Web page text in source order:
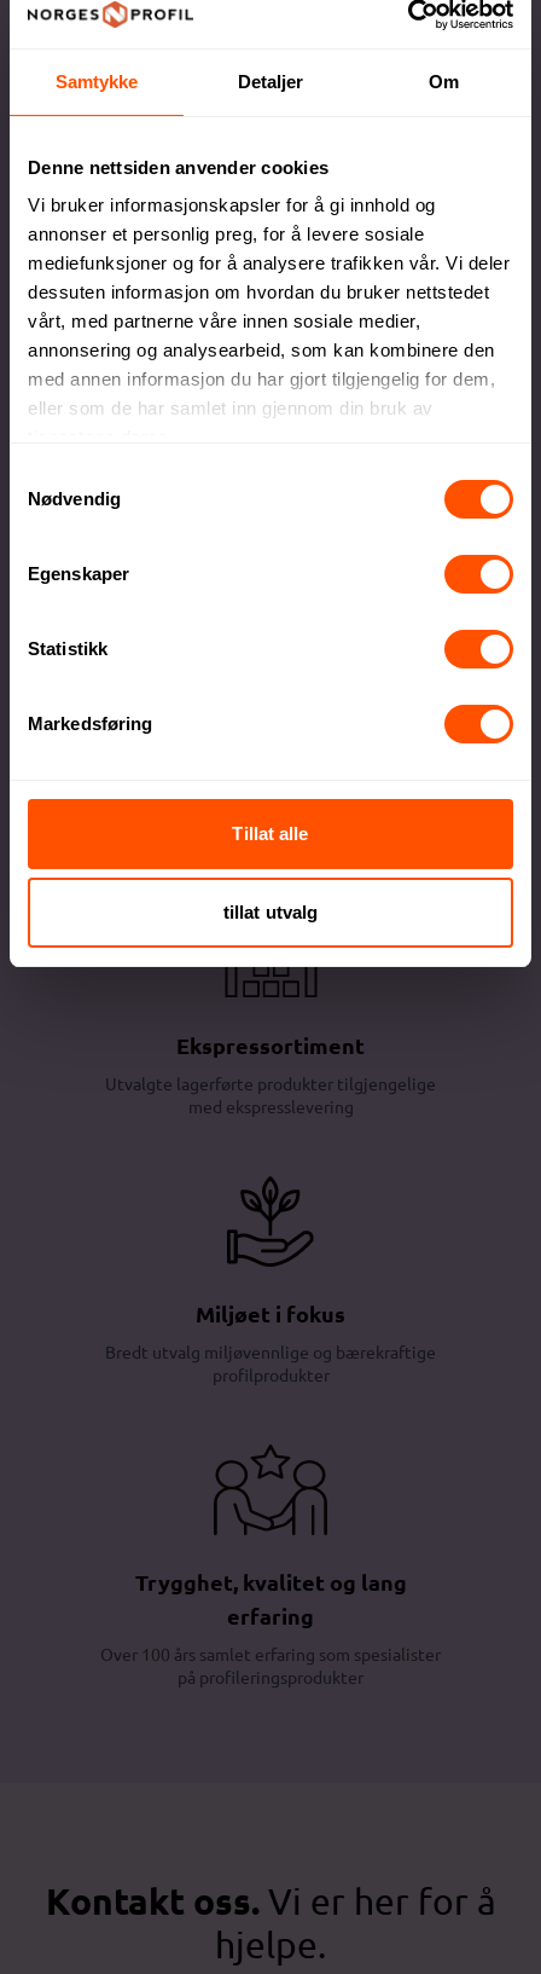
Samtykke Detaljer Om
Denne nettsiden anvender cookies
Vi bruker informasjonskapsler for å gi innhold og
annonser et personlig preg, for å levere sosiale
mediefunksjoner og for å analysere trafikken vår. Vi deler
dessuten informasjon om hvordan du bruker nettstedet
vårt, med partnerne våre innen sosiale medier,
annonsering og analysearbeid, som kan kombinere den
med annen informasjon du har gjort tilgjengelig for dem,
eller som de har samlet inn gjennom din bruk av
Nødvendig
Egenskaper
Statistikk
Markedsføring
Tillat alle
tillat utvalg
Få eksperthjelp av våre profesjonelle
Full kontroll
Du godkjenner alltid korrektur før vi setter
ordren i produksjon
profilartikler og messeutstyr
Ekspressortiment
Utvalgte lagerførte produkter tilgjengelige
med ekspresslevering
Miljøet i fokus
Bredt utvalg miljøvennlige og bærekraftige
profilprodukter
Trygghet, kvalitet og lang
erfaring
Over 100 års samlet erfaring som spesialister
på profileringsprodukter
Kontakt oss.Vi er her for å
hjelpe.